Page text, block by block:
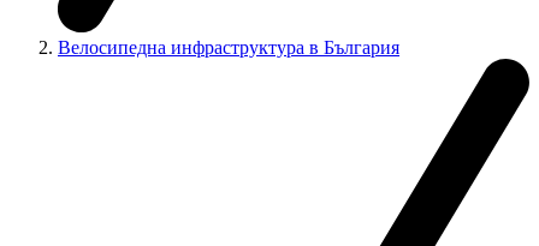
Велосипедна инфраструктура в България